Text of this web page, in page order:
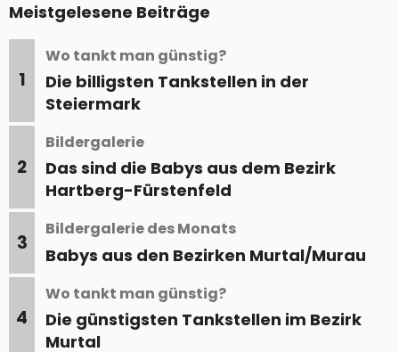
Meistgelesene Beiträge
1
Wo tankt man günstig?
Die billigsten Tankstellen in der
Steiermark
2
Bildergalerie
Das sind die Babys aus dem Bezirk
Hartberg-Fürstenfeld
3
Bildergalerie des Monats
Babys aus den Bezirken Murtal/Murau
4
Wo tankt man günstig?
Die günstigsten Tankstellen im Bezirk
Murtal